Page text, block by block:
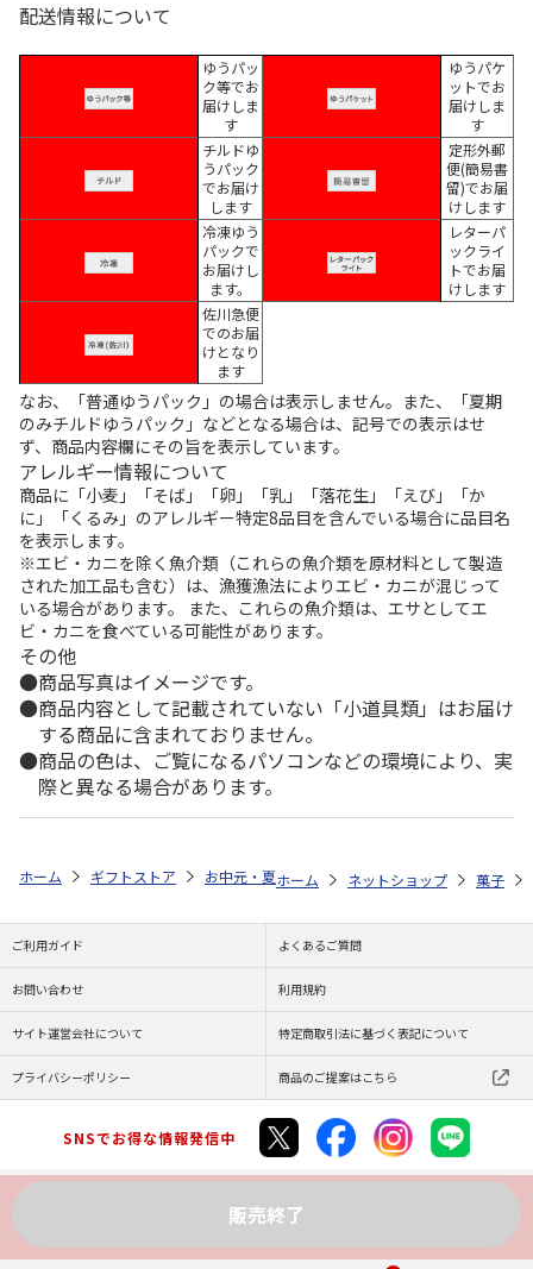
配送情報について
ゆうパッ
ク等でお
届けしま
す
ゆうパケ
ットでお
届けしま
す
チルドゆ
うパック
でお届け
します
定形外郵
便(簡易書
留)でお届
けします
冷凍ゆう
パックで
お届けし
ます。
レターパ
ックライ
トでお届
けします
佐川急便
でのお届
けとなり
ます
なお、「普通ゆうパック」の場合は表示しません。また、「夏期
のみチルドゆうパック」などとなる場合は、記号での表示はせ
ず、商品内容欄にその旨を表示しています。
アレルギー情報について
商品に「小麦」「そば」「卵」「乳」「落花生」「えび」「か
に」「くるみ」のアレルギー特定8品目を含んでいる場合に品目名
を表示します。
※エビ・カニを除く魚介類（これらの魚介類を原材料として製造
された加工品も含む）は、漁獲漁法によりエビ・カニが混じって
いる場合があります。 また、これらの魚介類は、エサとしてエ
ビ・カニを食べている可能性があります。
その他
商品写真はイメージです。
商品内容として記載されていない「小道具類」はお届け
する商品に含まれておりません。
商品の色は、ご覧になるパソコンなどの環境により、実
際と異なる場合があります。
販売終了
ホーム ギフトストア お中元・夏ギフト特集 2026 ゆうゆうギフト
ホーム ネットショップ 菓子
ご利用ガイド よくあるご質問
お問い合わせ 利用規約
サイト運営会社について 特定商取引法に基づく表記について
プライバシーポリシー 商品のご提案はこちら
SNSでお得な情報発信中